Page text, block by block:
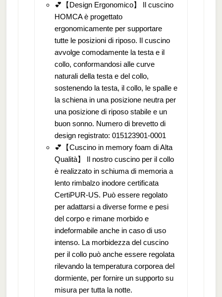
💕【Design Ergonomico】 Il cuscino
HOMCA è progettato
ergonomicamente per supportare
tutte le posizioni di riposo. Il cuscino
avvolge comodamente la testa e il
collo, conformandosi alle curve
naturali della testa e del collo,
sostenendo la testa, il collo, le spalle e
la schiena in una posizione neutra per
una posizione di riposo stabile e un
buon sonno. Numero di brevetto di
design registrato: 015123901-0001
💕【Cuscino in memory foam di Alta
Qualità】 Il nostro cuscino per il collo
è realizzato in schiuma di memoria a
lento rimbalzo inodore certificata
CertiPUR-US. Può essere regolato
per adattarsi a diverse forme e pesi
del corpo e rimane morbido e
indeformabile anche in caso di uso
intenso. La morbidezza del cuscino
per il collo può anche essere regolata
rilevando la temperatura corporea del
dormiente, per fornire un supporto su
misura per tutta la notte.